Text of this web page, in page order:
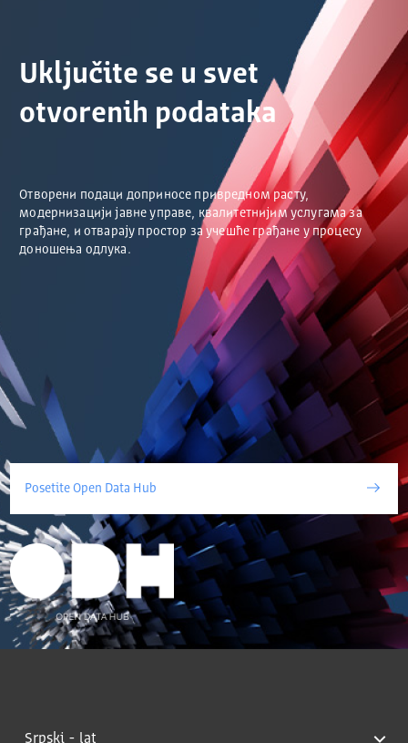
Uključite se u svet
otvorenih podataka
Отворени подаци доприносе привредном расту,
модернизацији јавне управе, квалитетнијим услугама за
грађане, и отварају простор за учешће грађане у процесу
доношења одлука.
Posetite Open Data Hub